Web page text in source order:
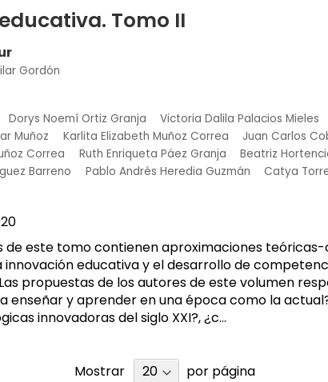
Tomo II
Gordón
Dorys Noemí Ortiz Granja
Victoria Dalila Palacios Mieles
Muñoz
Karlita Elizabeth Muñoz Correa
Juan Carlos
Correa
Ruth Enriqueta Páez Granja
Beatriz
Barreno
Pablo Andrés Heredia Guzmán
Catya
de este tomo contienen aproximaciones
innovación educativa y el desarrollo de
propuestas de los autores de este volumen
enseñar y aprender en una época como la
innovadoras del siglo XXI?, ¿c...
Mostrar por página